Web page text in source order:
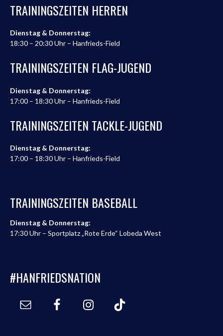
TRAININGSZEITEN HERREN
Dienstag & Donnerstag:
18:30 – 20:30 Uhr – Hanfrieds-Field
TRAININGSZEITEN FLAG-JUGEND
Dienstag & Donnerstag:
17:00 – 18:30 Uhr – Hanfrieds-Field
TRAININGSZEITEN TACKLE-JUGEND
Dienstag & Donnerstag:
17:00 – 18:30 Uhr – Hanfrieds-Field
TRAININGSZEITEN BASEBALL
Dienstag & Donnerstag:
17:30 Uhr – Sportplatz „Rote Erde“ Lobeda West
#HANFRIEDSNATION